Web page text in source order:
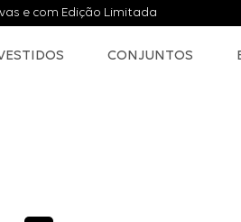
e com Edição Limitada
CONJUNTOS